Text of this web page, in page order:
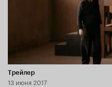
Длительность 2 мин
Трейлер
13 июня 2017